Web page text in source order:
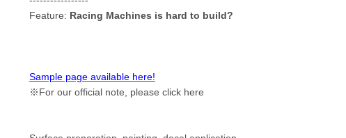
Feature: Racing Machines is hard to build?
Sample page available here!
※For our official note, please click here